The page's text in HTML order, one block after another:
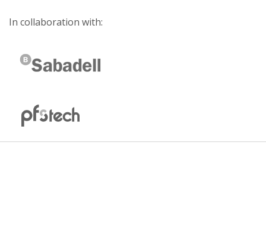
In collaboration with: